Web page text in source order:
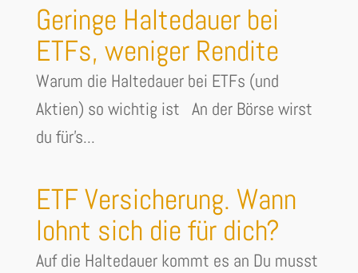
Geringe Haltedauer bei
ETFs, weniger Rendite
Warum die Haltedauer bei ETFs (und
Aktien) so wichtig ist An der Börse wirst
du für's...
ETF Versicherung. Wann
lohnt sich die für dich?
Auf die Haltedauer kommt es an Du musst